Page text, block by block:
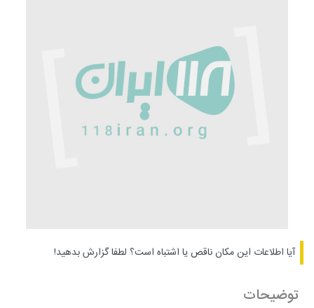
آیا اطلاعات این مکان ناقص یا اشتباه است؟ لطفا گزارش بدهید!
توضیحات